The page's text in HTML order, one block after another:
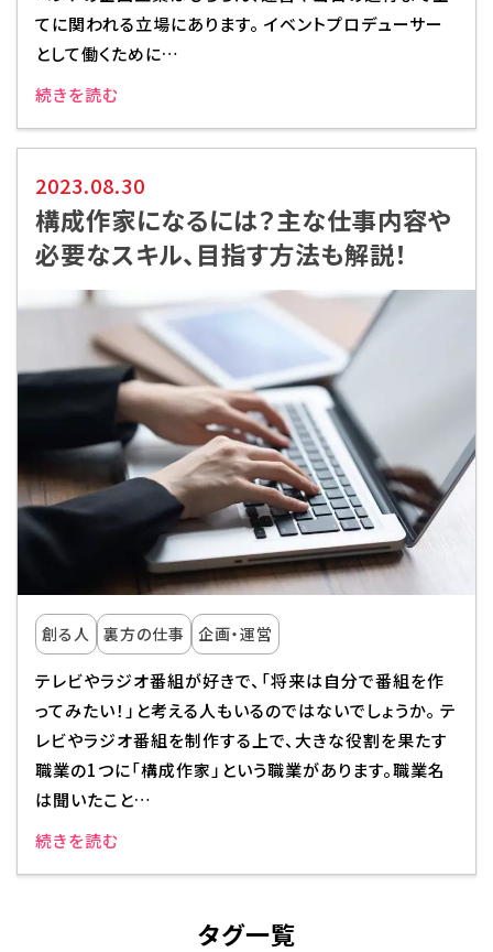
代アニグループサイト
てに関われる立場にあります。 イベントプロデューサー
として働くために…
続きを読む
2023.08.30
構成作家になるには？主な仕事内容や
必要なスキル、目指す方法も解説！
創る人 裏方の仕事 企画・運営
テレビやラジオ番組が好きで、「将来は自分で番組を作
ってみたい！」と考える人もいるのではないでしょうか。 テ
レビやラジオ番組を制作する上で、大きな役割を果たす
職業の1つに「構成作家」という職業があります。職業名
は聞いたこと…
続きを読む
タグ一覧